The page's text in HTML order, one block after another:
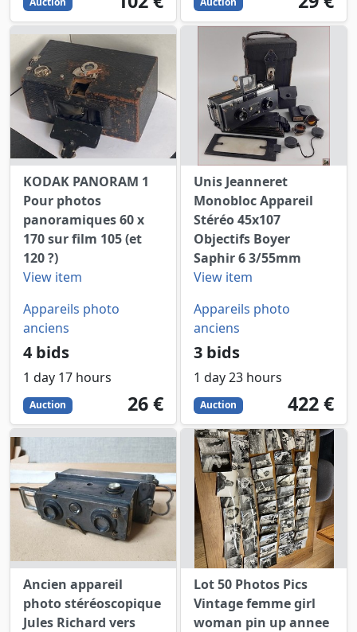
KODAK PANORAM 1
Pour photos
panoramiques 60 x
170 sur film 105 (et
120 ?)
View item
Appareils photo
anciens
4 bids
1 day 17 hours
Auction 26
EUR
26 €
Unis Jeanneret
Monobloc Appareil
Stéréo 45x107
Objectifs Boyer
Saphir 6 3/55mm
View item
Appareils photo
anciens
3 bids
1 day 23 hours
Auction 422
EUR
422 €
Ancien appareil
photo stéréoscopique
Jules Richard vers
Lot 50 Photos Pics
Vintage femme girl
woman pin up annee